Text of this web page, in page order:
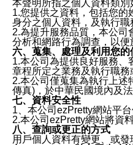
本聲明所指之個人資料類別
1.您提供之資料，包括您
身分之個人資料，及執行職
2.為提升服務品質，本公
分析和網路行為調查，以便
六、蒐集、處理及利用您
1.本公司為提供良好服務
章程所定之業務及執行職
2.本公司僅蒐集為執行上述
傳真)，於中華民國境內及
七、資料安全性
1、本公司ezPretty網站平
2.本公司ezPretty網站將資
八、查詢或更正的方式
用戶個人資料有變更、或